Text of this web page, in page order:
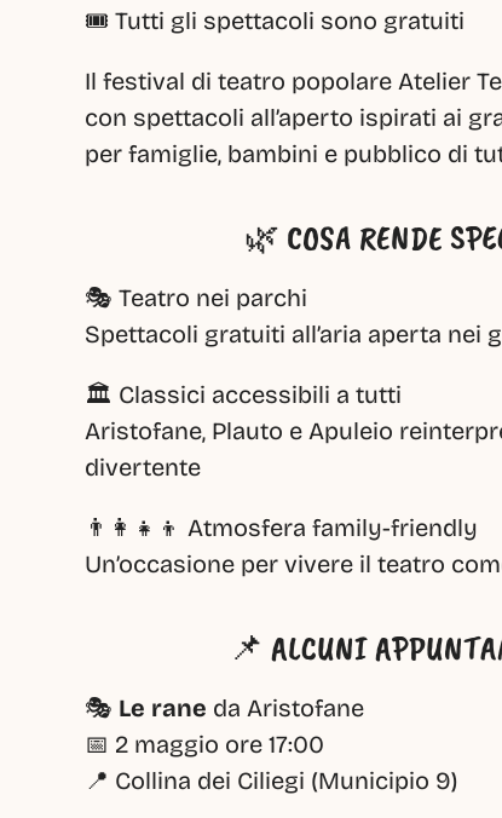
🎟️ Tutti gli spettacoli sono gratuiti
Il festival di teatro popolare Atelier
con spettacoli all’aperto ispirati ai
per famiglie, bambini e pubblico di
🌿 COSA RENDE
🎭 Teatro nei parchi
Spettacoli gratuiti all’aria aperta nei
🏛️ Classici accessibili a tutti
Aristofane, Plauto e Apuleio
divertente
👨‍👩‍👧‍👦 Atmosfera family-friendly
Un’occasione per vivere il teatro
📌 ALCUNI
🎭 Le rane da Aristofane
📅 2 maggio ore 17:00
📍 Collina dei Ciliegi (Municipio 9)